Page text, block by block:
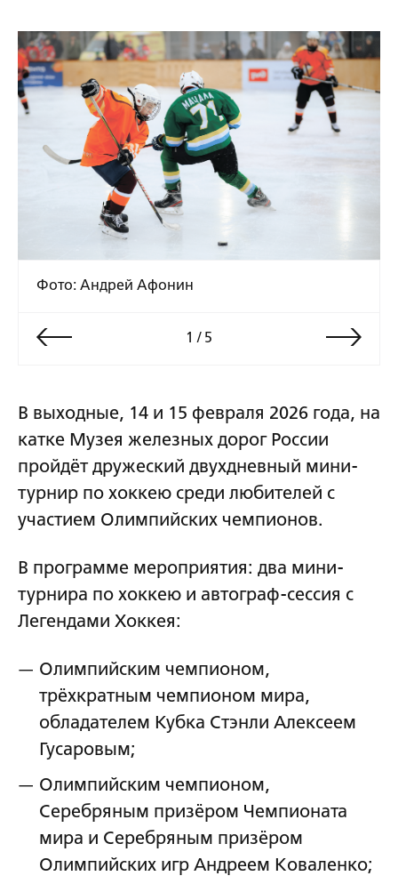
Фото: Андрей Афонин
1 / 5
В выходные, 14 и 15 февраля 2026 года, на
катке Музея железных дорог России
пройдёт дружеский двухдневный мини-
турнир по хоккею среди любителей с
участием Олимпийских чемпионов.
В программе мероприятия: два мини-
турнира по хоккею и автограф-сессия с
Легендами Хоккея:
Олимпийским чемпионом,
трёхкратным чемпионом мира,
обладателем Кубка Стэнли Алексеем
Гусаровым;
Олимпийским чемпионом,
Серебряным призёром Чемпионата
мира и Серебряным призёром
Олимпийских игр Андреем Коваленко;